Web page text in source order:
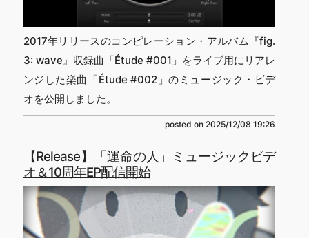
2017年リリースのコンピレーション・アルバム『fig.
3: wave』収録曲「Étude #001」をライブ用にリアレ
ンジした楽曲「Étude #002」のミュージック・ビデ
オを公開しました。
posted on2025/12/08 19:26
【Release】「運命の人」ミュージックビデ
オ＆10周年EP配信開始